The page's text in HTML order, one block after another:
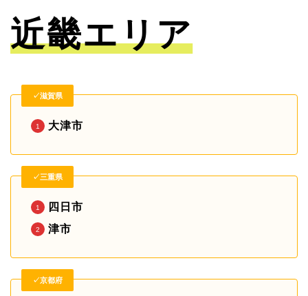
近畿エリア
✓滋賀県
大津市
✓三重県
四日市
津市
✓京都府